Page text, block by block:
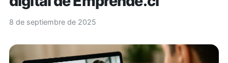
8 de septiembre de 2025